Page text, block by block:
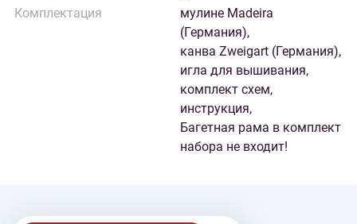
Комплектация
мулине Madeira
(Германия),
канва Zweigart (Германия),
игла для вышивания,
комплект схем,
инструкция,
Багетная рама в комплект
набора не входит!